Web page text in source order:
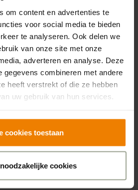
om content en advertenties te
voor social media te bieden
te analyseren. Ook delen we
van onze site met onze
adverteren en analyse. Deze
gegevens combineren met andere
heeft verstrekt of die ze hebben
uw gebruik van hun services.
cookies toestaan
cookies
maanden zullen steeds meer
of GGD de vaccinatie krijgen.
op de voet en neemt
actie om ook nieuwe bewoners
bewoners met zorg
deze week gestart met het
die in onze locaties wonen en
van de huisarts vallen en op
wonen volgen. De